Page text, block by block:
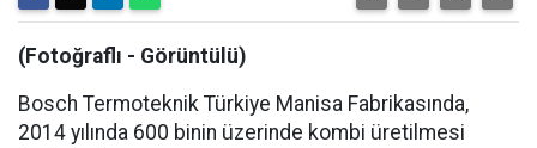
(Fotoğraflı - Görüntülü)
Bosch Termoteknik Türkiye Manisa Fabrikasında,
2014 yılında 600 binin üzerinde kombi üretilmesi